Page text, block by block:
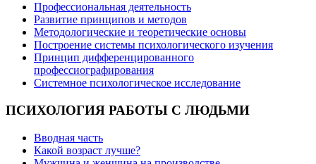
Профессиональная деятельность
Развитие принципов и методов
Методологические и теоретические основы
Построение системы психологического изучения
Принцип дифференцированного
профессиографирования
Системное психологическое исследование
ПСИХОЛОГИЯ РАБОТЫ С ЛЮДЬМИ
Вводная часть
Какой возраст лучше?